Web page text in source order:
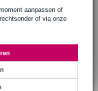
aanpassen of
of via onze